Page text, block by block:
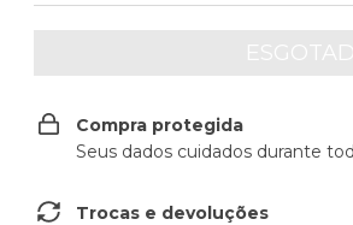
Compra protegida
Seus dados cuidados durante
Trocas e devoluções